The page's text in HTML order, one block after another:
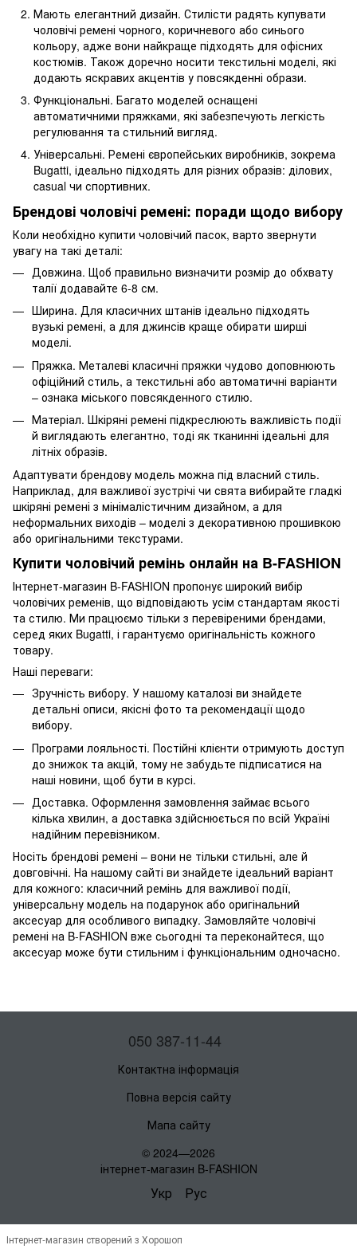
Мають елегантний дизайн. Стилісти радять купувати
чоловічі ремені чорного, коричневого або синього
кольору, адже вони найкраще підходять для офісних
костюмів. Також доречно носити текстильні моделі, які
додають яскравих акцентів у повсякденні образи.
Функціональні. Багато моделей оснащені
автоматичними пряжками, які забезпечують легкість
регулювання та стильний вигляд.
Універсальні. Ремені європейських виробників, зокрема
Bugatti, ідеально підходять для різних образів: ділових,
casual чи спортивних.
Брендові чоловічі ремені: поради щодо вибору
Коли необхідно купити чоловічий пасок, варто звернути
увагу на такі деталі:
Довжина. Щоб правильно визначити розмір до обхвату
талії додавайте 6-8 см.
Ширина. Для класичних штанів ідеально підходять
вузькі ремені, а для джинсів краще обирати ширші
моделі.
Пряжка. Металеві класичні пряжки чудово доповнюють
офіційний стиль, а текстильні або автоматичні варіанти
– ознака міського повсякденного стилю.
Матеріал. Шкіряні ремені підкреслюють важливість події
й виглядають елегантно, тоді як тканинні ідеальні для
літніх образів.
Адаптувати брендову модель можна під власний стиль.
Наприклад, для важливої зустрічі чи свята вибирайте гладкі
шкіряні ремені з мінімалістичним дизайном, а для
неформальних виходів – моделі з декоративною прошивкою
або оригінальними текстурами.
Купити чоловічий ремінь онлайн на B-FASHION
Інтернет-магазин B-FASHION пропонує широкий вибір
чоловічих ременів, що відповідають усім стандартам якості
та стилю. Ми працюємо тільки з перевіреними брендами,
серед яких Bugatti, і гарантуємо оригінальність кожного
товару.
Наші переваги:
Зручність вибору. У нашому каталозі ви знайдете
детальні описи, якісні фото та рекомендації щодо
вибору.
Програми лояльності. Постійні клієнти отримують доступ
до знижок та акцій, тому не забудьте підписатися на
наші новини, щоб бути в курсі.
Доставка. Оформлення замовлення займає всього
кілька хвилин, а доставка здійснюється по всій Україні
надійним перевізником.
Носіть брендові ремені – вони не тільки стильні, але й
довговічні. На нашому сайті ви знайдете ідеальний варіант
для кожного: класичний ремінь для важливої події,
універсальну модель на подарунок або оригінальний
аксесуар для особливого випадку. Замовляйте чоловічі
ремені на B-FASHION вже сьогодні та переконайтеся, що
аксесуар може бути стильним і функціональним одночасно.
050 387-11-44
Контактна інформація
Повна версія сайту
Мапа сайту
© 2024—2026
інтернет-магазин B-FASHION
Укр Рус
Інтернет-магазин створений з Хорошоп